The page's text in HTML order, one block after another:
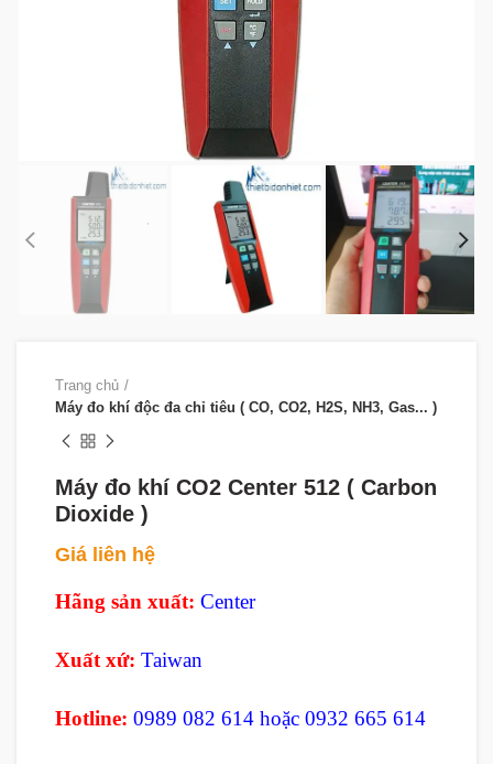
Trang chủ
Máy đo khí độc đa chỉ tiêu ( CO, CO2, H2S, NH3, Gas... )
Máy đo khí CO2 Center 512 ( Carbon
Dioxide )
Giá liên hệ
Hãng sản xuất: Center
Xuất xứ: Taiwan
Hotline: 0989 082 614 hoặc 0932 665 614